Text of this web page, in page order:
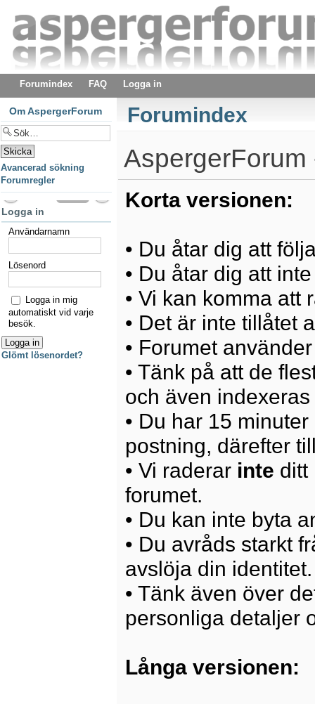
Forumindex FAQ Logga in
Forumindex
AspergerForum
Korta versionen:
• Du åtar dig att
• Du åtar dig att
• Vi kan komma att
• Det är inte tillåtet
• Forumet
• Tänk på att de
och även
• Du har 15
postning, därefter
• Vi raderar inte ditt
forumet.
• Du kan inte byta
• Du avråds starkt
avslöja din identitet.
• Tänk även över
personliga detaljer
Långa versionen:
Om AspergerForum
Avancerad sökning
Forumregler
Logga in
Användarnamn
Lösenord
Logga in mig
automatiskt vid varje
besök.
Glömt lösenordet?